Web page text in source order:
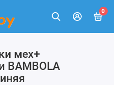
0
мех+
BAMBOLA